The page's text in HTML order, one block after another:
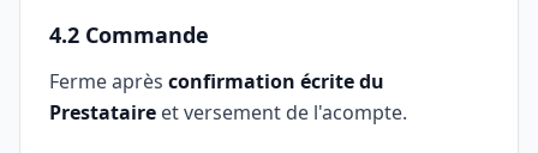
4.2 Commande
Ferme après confirmation écrite du
Prestataire et versement de l'acompte.